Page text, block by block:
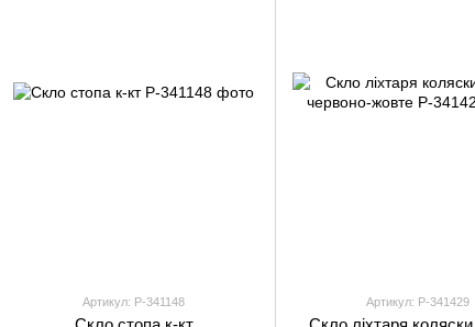
Артикул: P-341148 Артикул: P-341429